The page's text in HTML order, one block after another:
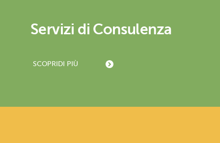
Servizi di Consulenza
SCOPRI DI PIÙ